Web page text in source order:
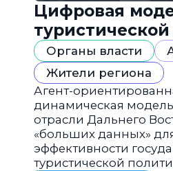
Цифровая
Дальнего
Органы власти
Жители региона
Агент-
динамическая модель
отрасли Дальнего
«больших данных»
эффективности
туристической